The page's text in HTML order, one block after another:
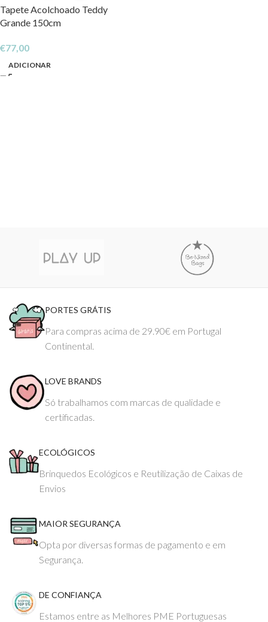
Tapete Acolchoado Teddy
Grande 150cm
€77,00
ADICIONAR
PORTES GRÁTIS
Para compras acima de 29.90€ em Portugal
Continental.
LOVE BRANDS
Só trabalhamos com marcas de qualidade e
certificadas.
ECOLÓGICOS
Brinquedos Ecológicos e Reutilização de Caixas de
Envios
MAIOR SEGURANÇA
Opta por diversas formas de pagamento e em
Segurança.
DE CONFIANÇA
Estamos entre as Melhores PME Portuguesas